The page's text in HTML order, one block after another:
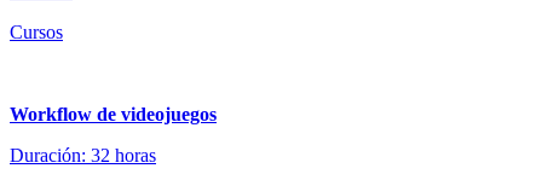
Cursos
Workflow de videojuegos
Duración: 32 horas